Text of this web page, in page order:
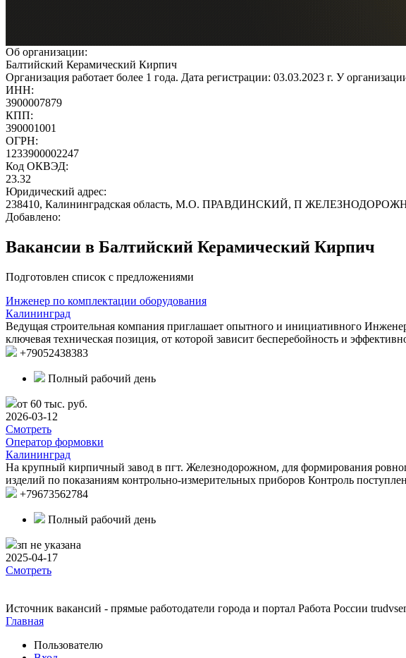
Об организации:
Балтийский Керамический Кирпич
Организация работает более 1 года. Дата регистрации: 03.03.2023 г. У
ИНН:
3900007879
КПП:
390001001
ОГРН:
1233900002247
Код ОКВЭД:
23.32
Юридический адрес:
238410, Калининградская область, М.О. ПРАВДИНСКИЙ, П
Добавлено:
Вакансии в Балтийский Керамический Кирпич
Подготовлен список с предложениями
Инженер по комплектации оборудования
Калининград
Ведущая строительная компания приглашает опытного и инициативного
ключевая техническая позиция, от которой зависит бесперебойность и
+79052438383
Полный рабочий день
от 60 тыс. руб.
2026-03-12
Смотреть
Оператор формовки
Калининград
На крупный кирпичный завод в пгт. Железнодорожном, для формирования
изделий по показаниям контрольно-измерительных приборов Контроль
+79673562784
Полный рабочий день
зп не указана
2025-04-17
Смотреть
Источник вакансий - прямые работодатели города и портал Работа России
Главная
Пользователю